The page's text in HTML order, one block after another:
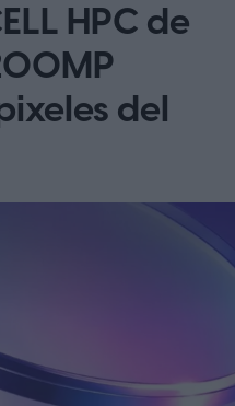
15R. La beta
por ahora
HPC de
del